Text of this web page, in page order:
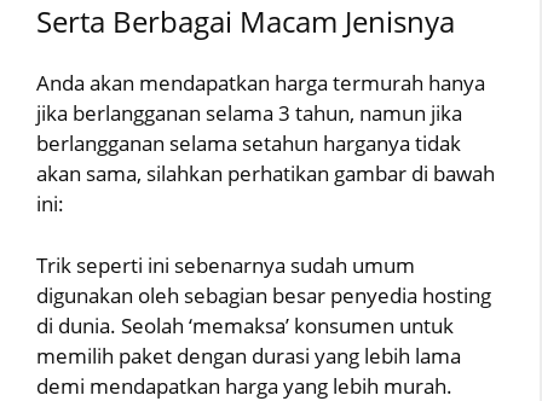
Serta Berbagai Macam Jenisnya
Anda akan mendapatkan harga termurah hanya
jika berlangganan selama 3 tahun, namun jika
berlangganan selama setahun harganya tidak
akan sama, silahkan perhatikan gambar di bawah
ini:
Trik seperti ini sebenarnya sudah umum
digunakan oleh sebagian besar penyedia hosting
di dunia. Seolah ‘memaksa’ konsumen untuk
memilih paket dengan durasi yang lebih lama
demi mendapatkan harga yang lebih murah.